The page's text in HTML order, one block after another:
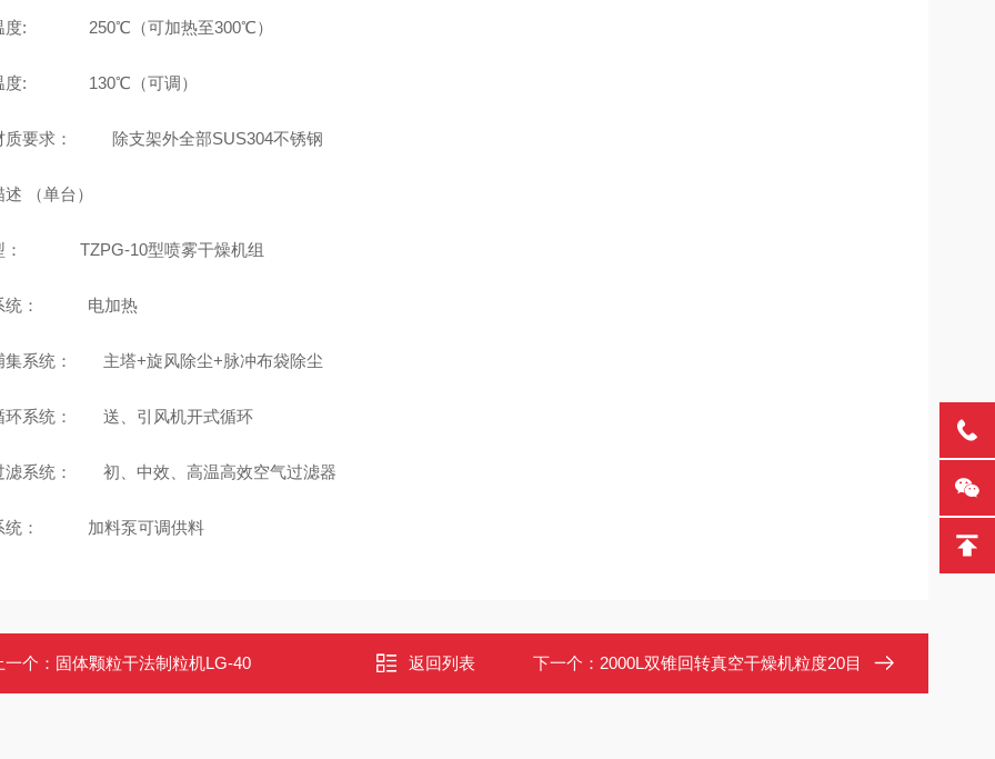
度: 250℃（可加热至300℃）
度: 130℃（可调）
质要求： 除支架外全部SUS304不锈钢
描述 （单台）
： TZPG-10型喷雾干燥机组
统： 电加热
集系统： 主塔+旋风除尘+脉冲布袋除尘
环系统： 送、引风机开式循环
滤系统： 初、中效、高温高效空气过滤器
统： 加料泵可调供料
一个： 固体颗粒干法制粒机LG-40 返回列表 下一个： 2000L双锥回转真空干燥机粒度20目